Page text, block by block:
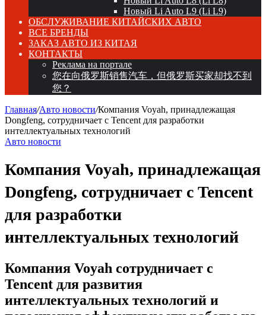
Новый Li Auto L9 (Li L9)
ОБСЛУЖИВАНИЕ КИТАЙСКИХ АВТО
ВСЕ БРЕНДЫ
ЗАКАЗ АВТО ИЗ КИТАЯ
КОНТАКТЫ
Реклама на портале
您在向俄罗斯销售汽车，但俄罗斯买家却找不到
您？
Главная/Авто новости/Компания Voyah, принадлежащая
Dongfeng, сотрудничает с Tencent для разработки
интеллектуальных технологий
Авто новости
Компания Voyah, принадлежащая
Dongfeng, сотрудничает с Tencent
для разработки
интеллектуальных технологий
Компания Voyah сотрудничает с
Tencent для развития
интеллектуальных технологий и